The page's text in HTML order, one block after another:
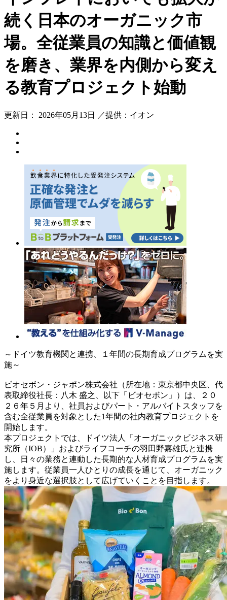
続く日本のオーガニック市
場。全従業員の知識と価値観
を磨き、業界を内側から変え
る教育プロジェクト始動
更新日： 2026年05月13日 ／提供：イオン
～ドイツ教育機関と連携、１年間の長期育成プログラムを実
施～
ビオセボン・ジャポン株式会社（所在地：東京都中央区、代
表取締役社長：八木 盛之、以下「ビオセボン」）は、２０
２６年５月より、社員およびパート・アルバイトスタッフを
含む全従業員を対象とした1年間の社内教育プロジェクトを
開始します。
本プロジェクトでは、ドイツ法人「オーガニックビジネス研
究所（IOB）」およびライフコーチの羽田野嘉雄氏と連携
し、日々の業務と連動した長期的な人材育成プログラムを実
施します。従業員一人ひとりの成長を通じて、オーガニック
をより身近な選択肢として広げていくことを目指します。